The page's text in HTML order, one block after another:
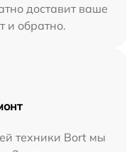
доставит ваше
и обратно.
техники Bort мы